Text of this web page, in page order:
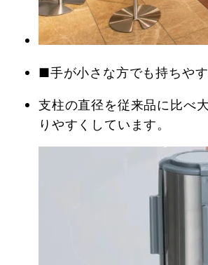
■手が小さな方でも持ちや
支柱の直径を従来品に比べ
りやすくしています。